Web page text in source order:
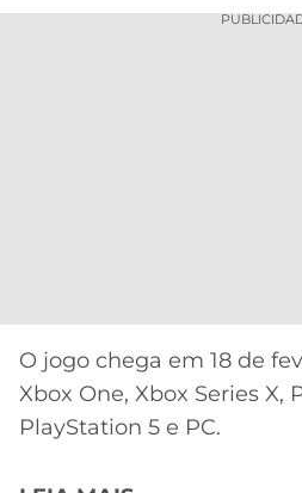
O jogo chega em 18 de
Xbox One, Xbox Series X,
PlayStation 5 e PC.